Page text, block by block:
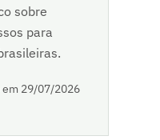
sobre
para
em 29/07/2026